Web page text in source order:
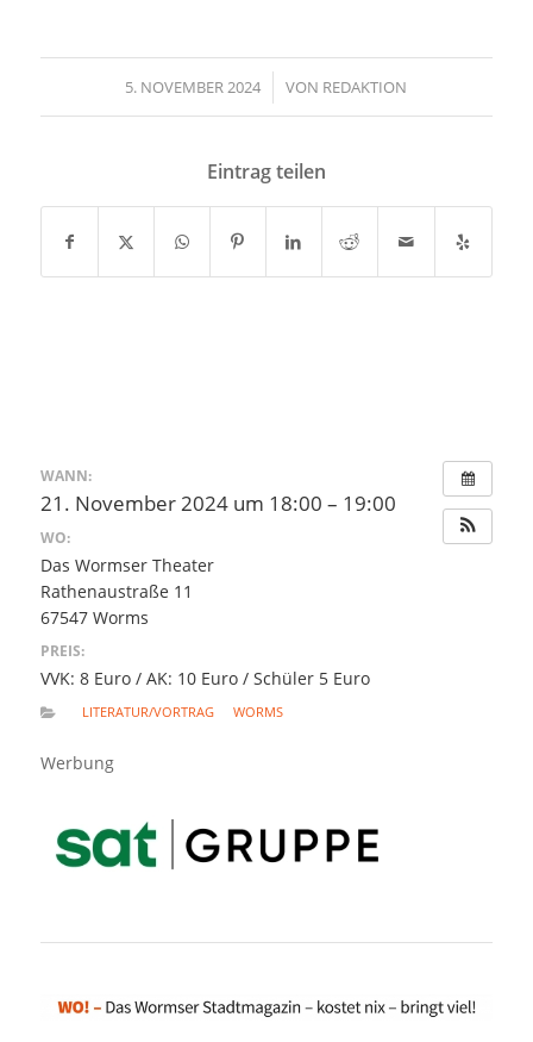
5. NOVEMBER 2024
/ VON REDAKTION
Eintrag teilen
WANN:
21. November 2024 um 18:00 – 19:00
WO:
Das Wormser Theater
Rathenaustraße 11
67547 Worms
PREIS:
VVK: 8 Euro / AK: 10 Euro / Schüler 5 Euro
LITERATUR/VORTRAG WORMS
Werbung